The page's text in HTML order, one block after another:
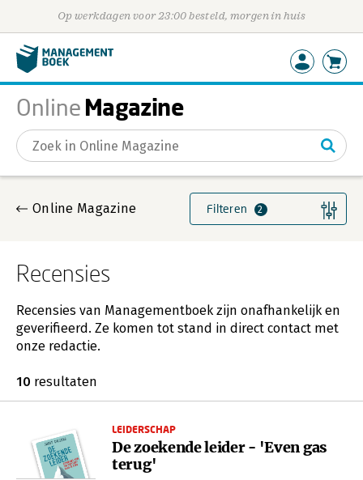
Op werkdagen voor 23:00 besteld, morgen in huis
Online Magazine
Gevonden artikelen
Online Magazine Filteren 2
Recensies
Recensies van Managementboek zijn onafhankelijk en
geverifieerd. Ze komen tot stand in direct contact met
onze redactie.
10 resultaten
LEIDERSCHAP
De zoekende leider - 'Even gas
terug'